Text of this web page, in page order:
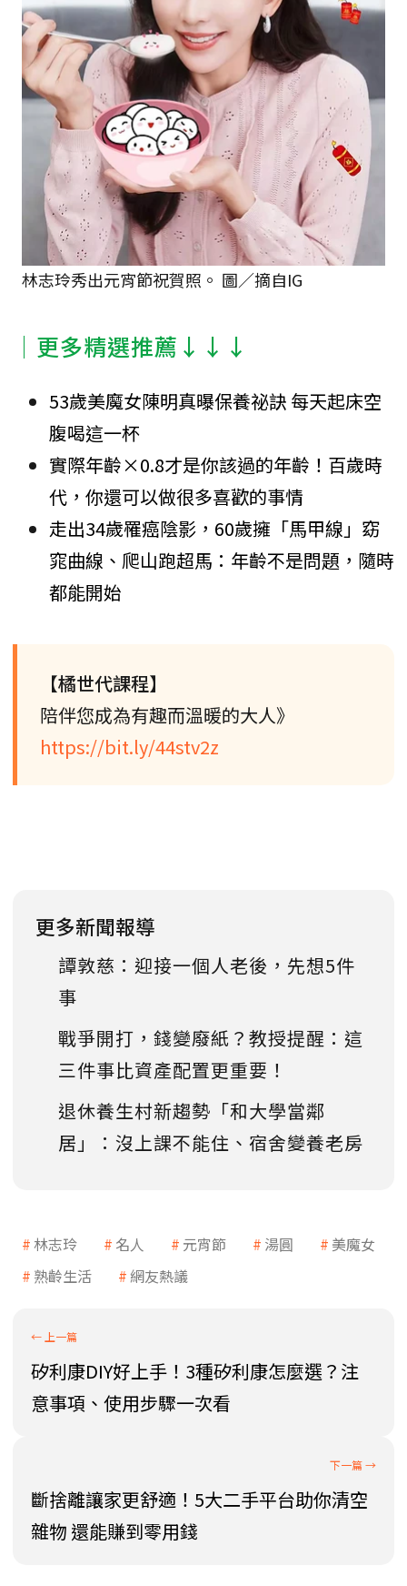
林志玲秀出元宵節祝賀照。 圖／摘自IG
│更多精選推薦↓↓↓
53歲美魔女陳明真曝保養祕訣 每天起床空
腹喝這一杯
實際年齡×0.8才是你該過的年齡！百歲時
代，你還可以做很多喜歡的事情
走出34歲罹癌陰影，60歲擁「馬甲線」窈
窕曲線、爬山跑超馬：年齡不是問題，隨時
都能開始
【橘世代課程】
陪伴您成為有趣而溫暖的大人》
https://bit.ly/44stv2z
更多新聞報導
譚敦慈：迎接一個人老後，先想5件
事
戰爭開打，錢變廢紙？教授提醒：這
三件事比資產配置更重要！
退休養生村新趨勢「和大學當鄰
居」：沒上課不能住、宿舍變養老房
林志玲 名人 元宵節 湯圓
美魔女
熟齡生活
網友熱議
矽利康DIY好上手！3種矽利康怎麼選？注
意事項、使用步驟一次看
斷捨離讓家更舒適！5大二手平台助你清空
雜物 還能賺到零用錢